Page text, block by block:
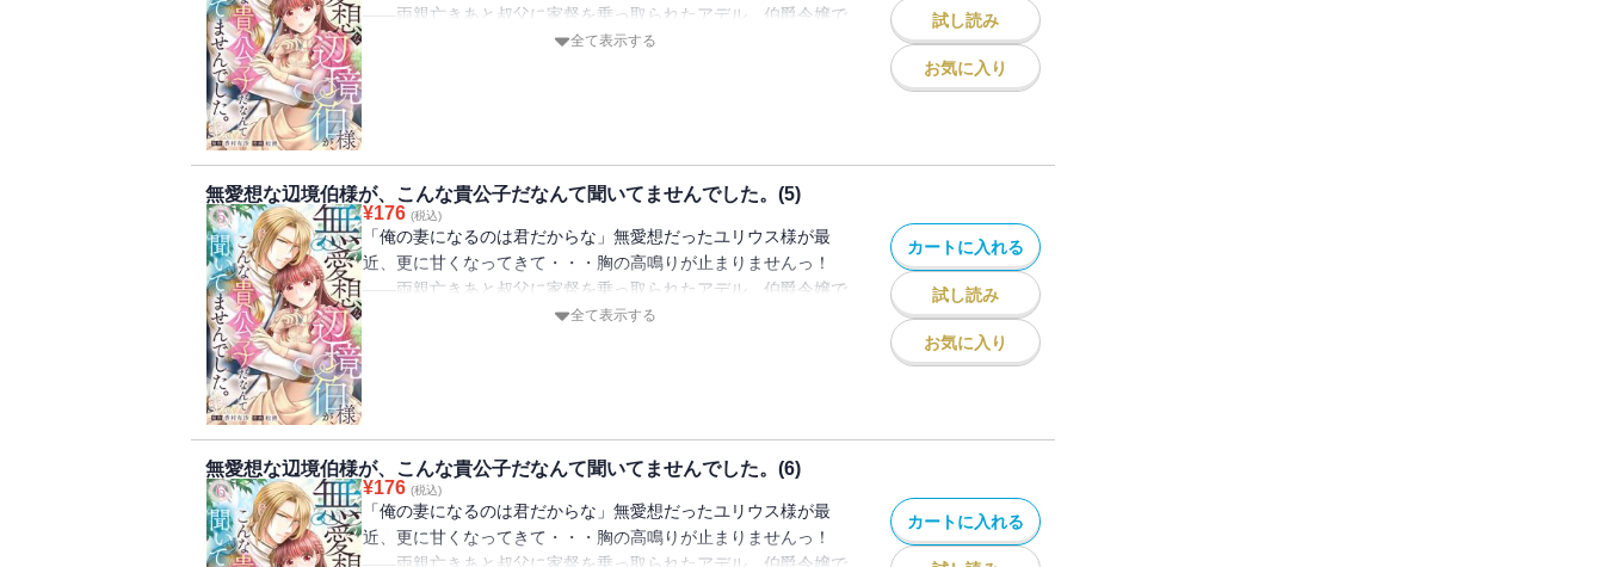
――両親亡きあと叔父に家督を乗っ取られたアデル。伯爵令嬢で
ありながら使用人同然の扱いを受け、挙句の果てに政略結婚を命
ありまして・・・フェイウォールの秘密を知り、【試練】と向き
合うアデル。誠実で素直なアデルが徐々に認められ、そしてユリ
ウスの意外な一面も垣間見えていく。
全て表示する
試し読み
お気に入り
無愛想な辺境伯様が、こんな貴公子だなんて聞いてませんでした。(5)
¥176 (税込)
「俺の妻になるのは君だからな」無愛想だったユリウス様が最
近、更に甘くなってきて・・・胸の高鳴りが止まりませんっ！
――両親亡きあと叔父に家督を乗っ取られたアデル。伯爵令嬢で
ありながら使用人同然の扱いを受け、挙句の果てに政略結婚を命
ありまして・・・フェイウォールの秘密を知り、【試練】と向き
合うアデル。誠実で素直なアデルが徐々に認められ、そしてユリ
ウスの意外な一面も垣間見えていく。
全て表示する
カートに入れる
試し読み
お気に入り
無愛想な辺境伯様が、こんな貴公子だなんて聞いてませんでした。(6)
¥176 (税込)
「俺の妻になるのは君だからな」無愛想だったユリウス様が最
近、更に甘くなってきて・・・胸の高鳴りが止まりませんっ！
カートに入れる